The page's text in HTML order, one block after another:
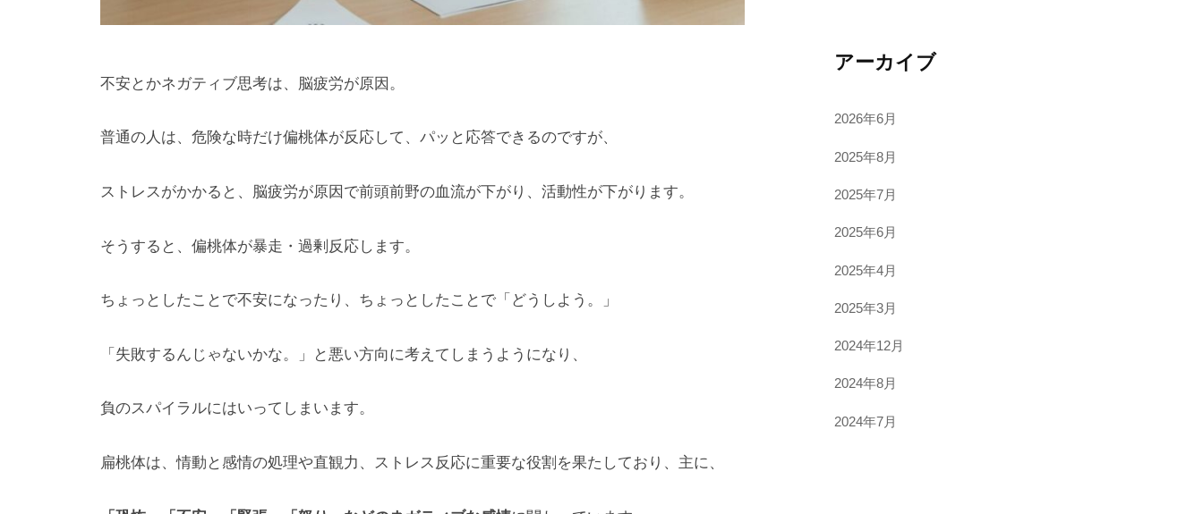
不安とかネガティブ思考は、脳疲労が原因。
普通の人は、危険な時だけ偏桃体が反応して、パッと応答できるのですが、
ストレスがかかると、脳疲労が原因で前頭前野の血流が下がり、活動性が下がります。
そうすると、偏桃体が暴走・過剰反応します。
ちょっとしたことで不安になったり、ちょっとしたことで「どうしよう。」
「失敗するんじゃないかな。」と悪い方向に考えてしまうようになり、
負のスパイラルにはいってしまいます。
扁桃体は、情動と感情の処理や直観力、ストレス反応に重要な役割を果たしており、主に、
アーカイブ
2026年6月
2025年8月
2025年7月
2025年6月
2025年4月
2025年3月
2024年12月
2024年8月
2024年7月